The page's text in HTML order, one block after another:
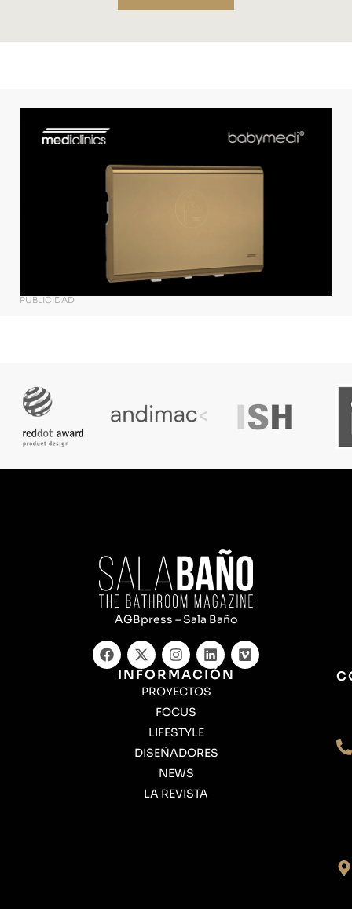
PUBLICIDAD
AGBpress – Sala Baño
INFORMACIÓN
PROYECTOS
FOCUS
LIFESTYLE
DISEÑADORES
NEWS
LA REVISTA